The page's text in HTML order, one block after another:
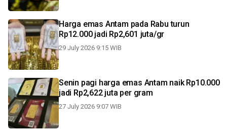
Harga emas Antam pada Rabu turun
Rp12.000 jadi Rp2,601 juta/gr
29 July 2026 9:15 WIB
Senin pagi harga emas Antam naik Rp10.000
jadi Rp2,622 juta per gram
27 July 2026 9:07 WIB